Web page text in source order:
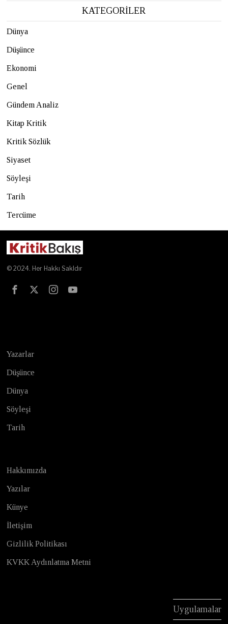
KATEGORİLER
Dünya
Düşünce
Ekonomi
Genel
Gündem Analiz
Kitap Kritik
Kritik Sözlük
Siyaset
Söyleşi
Tarih
Tercüme
© 2024. Her Hakkı Sakldır
Yazarlar
Düşünce
Dünya
Söyleşi
Tarih
Hakkımızda
Yazılar
Künye
İletişim
Gizlilik Politikası
KVKK Aydınlatma Metni
Uygulamalar